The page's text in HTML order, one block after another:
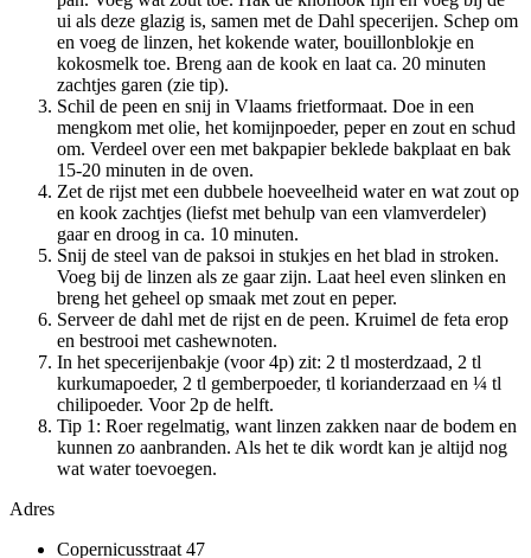
ui als deze glazig is, samen met de Dahl specerijen. Schep om
en voeg de linzen, het kokende water, bouillonblokje en
kokosmelk toe. Breng aan de kook en laat ca. 20 minuten
zachtjes garen (zie tip).
Schil de peen en snij in Vlaams frietformaat. Doe in een
mengkom met olie, het komijnpoeder, peper en zout en schud
om. Verdeel over een met bakpapier beklede bakplaat en bak
15-20 minuten in de oven.
Zet de rijst met een dubbele hoeveelheid water en wat zout op
en kook zachtjes (liefst met behulp van een vlamverdeler)
gaar en droog in ca. 10 minuten.
Snij de steel van de paksoi in stukjes en het blad in stroken.
Voeg bij de linzen als ze gaar zijn. Laat heel even slinken en
breng het geheel op smaak met zout en peper.
Serveer de dahl met de rijst en de peen. Kruimel de feta erop
en bestrooi met cashewnoten.
In het specerijenbakje (voor 4p) zit: 2 tl mosterdzaad, 2 tl
kurkumapoeder, 2 tl gemberpoeder, tl korianderzaad en ¼ tl
chilipoeder. Voor 2p de helft.
Tip 1: Roer regelmatig, want linzen zakken naar de bodem en
kunnen zo aanbranden. Als het te dik wordt kan je altijd nog
wat water toevoegen.
Adres
Copernicusstraat 47